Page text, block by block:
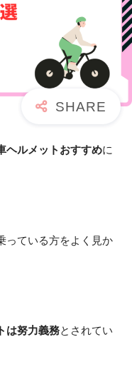
ヘルメットおすすめに
っている方をよく見か
は努力義務とされてい